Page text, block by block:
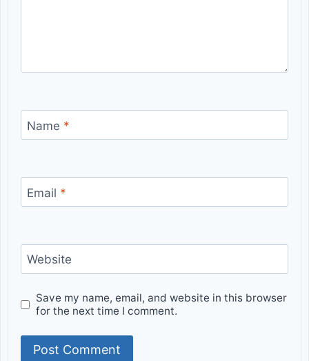
Name *
Email *
Website
Save my name, email, and website in this browser
for the next time I comment.